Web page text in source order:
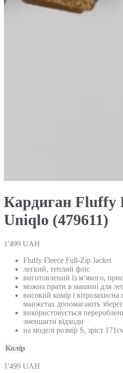
Кардиган Fluffy
Uniqlo (479611)
1'499 UAH
Fluffy Fleece Full-Zip Jacket
легкий, теплий фліс
виготовлений із м‘якого,
можна прати в машині для
високий комір і вітрозахисна
манжетах допомагають
використовується
зменшити відходи
на моделі розмір S, зріст
Колір
1'499 UAH